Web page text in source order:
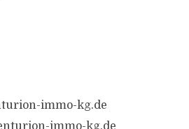
immo-kg.de
immo-kg.de